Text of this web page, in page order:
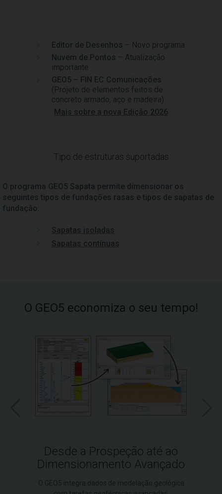
Editor de Desenhos – Novo programa
Nuvem de Pontos – Atualização
importante
GEO5 – FIN EC Comunicações
(Projeto de elementos feitos de:
concreto armado, aço e madeira)
Mais sobre a nova Edição 2026
Tipo de estruturas suportadas
O programa GEO5 Sapata permite dimensionar os
seguintes tipos de fundações rasas e tipos de sapatas de
fundação:
Sapatas isoladas
Sapatas contínuas
O GEO5 economiza o seu tempo!
Desde a Prospeção até ao
Dimensionamento Avançado
O GEO5 integra dados de modelação geológica